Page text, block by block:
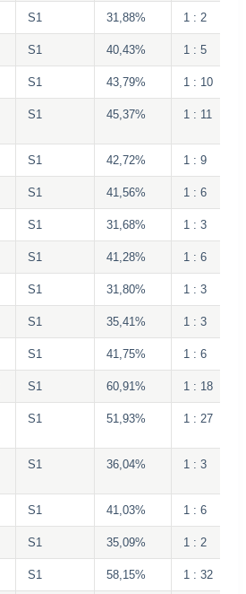
S1 31,88% 1 : 2
S1 40,43% 1 : 5
S1 43,79% 1 : 10
S1 45,37% 1 : 11
S1 42,72% 1 : 9
S1 41,56% 1 : 6
S1 31,68% 1 : 3
S1 41,28% 1 : 6
S1 31,80% 1 : 3
S1 35,41% 1 : 3
S1 41,75% 1 : 6
S1 60,91% 1 : 18
S1 51,93% 1 : 27
S1 36,04% 1 : 3
S1 41,03% 1 : 6
S1 35,09% 1 : 2
S1 58,15% 1 : 32